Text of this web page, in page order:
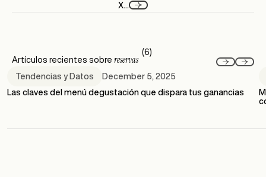
X...
Artículos recientes sobre reservas
(6)
Tendencias y Datos
December 5, 2025
Las claves del menú degustación que dispara tus ganancias